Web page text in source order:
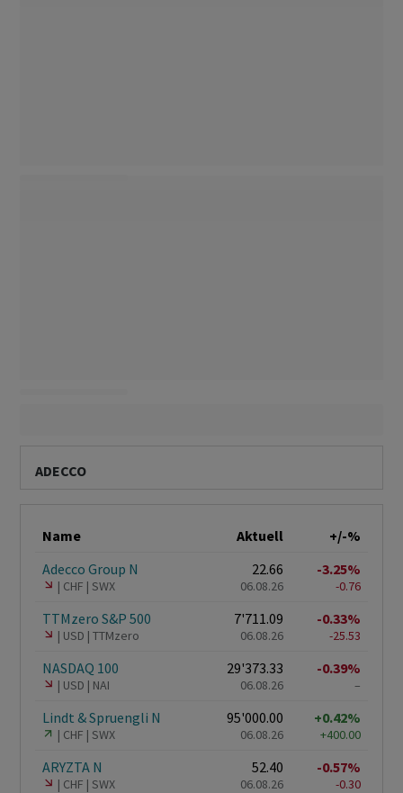
ADECCO
Name Aktuell
+/-%
Adecco Group N
CHF SWX
22.66
06.08.26
-3.25%
-0.76
TTMzero S&P 500
USD TTMzero
7'711.09
06.08.26
-0.33%
-25.53
NASDAQ 100
USD NAI
29'373.33
06.08.26
-0.39%
–
Lindt & Spruengli N
CHF SWX
95'000.00
06.08.26
+0.42%
+400.00
ARYZTA N
CHF SWX
52.40
06.08.26
-0.57%
-0.30